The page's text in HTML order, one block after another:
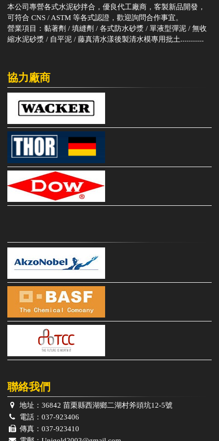
本公司專營各式水泥砂拌合，優良代工廠商，客製新品開發，
可符合 CNS / ASTM 等各式認證，歡迎詢問合作事宜。
營業項目：黏著劑 / 填縫劑 / 各式防水砂漿 / 單液型彈泥 / 無收
縮水泥砂漿 / 自平泥 / 藤真清水漾後製清水模專用批土............
協力廠商
聯絡我們
地址： 36842 苗栗縣西湖鄉二湖村斧頭坑12-5號
電話： 037-923406
傳真： 037-923410